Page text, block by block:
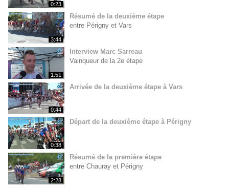
0:23
3:44
Résumé de la deuxième étape
entre Périgny et Vars
1:51
Interview Marc Sarreau
Vainqueur de la 2e étape
0:44
Arrivée de la deuxième étape à Vars
0:38
Départ de la deuxième étape à Périgny
2:28
Résumé de la première étape
entre Chauray et Périgny